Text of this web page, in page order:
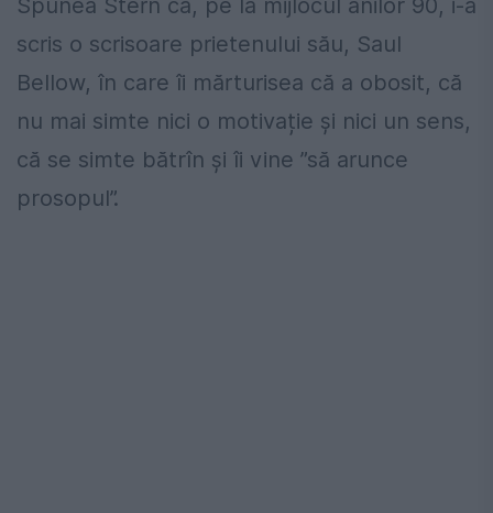
scris o scrisoare prietenului său, Saul
Bellow, în care îi mărturisea că a obosit, că
nu mai simte nici o motivație și nici un sens,
că se simte bătrîn și îi vine ”să arunce
prosopul”.